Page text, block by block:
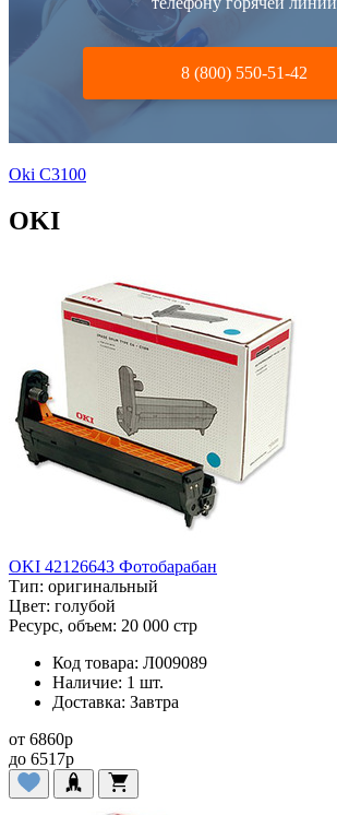
8 (800) 550-51-42
Oki C3100
OKI
OKI 42126643 Фотобарабан
Тип: оригинальный
Цвет: голубой
Ресурс, объем: 20 000 стр
Код товара: Л009089
Наличие: 1 шт.
Доставка: Завтра
от 6860p
до 6517p